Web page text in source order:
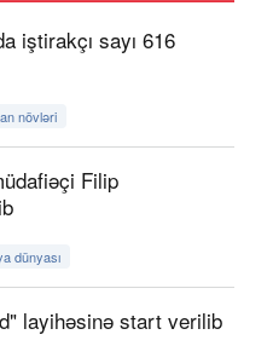
iştirakçı sayı 616
növləri
Filip
dünyası
layihəsinə start verilib